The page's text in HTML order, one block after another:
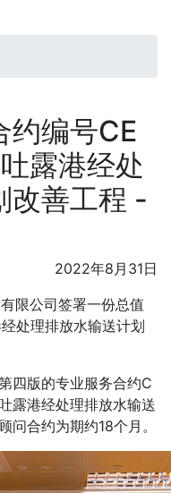
约编号CE
露港经处
改善工程 -
2022年8月31日
限公司签署一份总值
处理排放水输送计划
四版的专业服务合约C
露港经处理排放水输送
问合约为期约18个月。